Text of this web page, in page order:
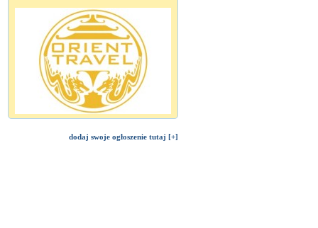
dodaj swoje ogłoszenie tutaj [+]